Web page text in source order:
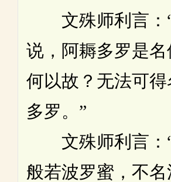
文殊师利言：
说，阿耨多罗是名
何以故？无法可
多罗。”
文殊师利言：
般若波罗蜜，不名